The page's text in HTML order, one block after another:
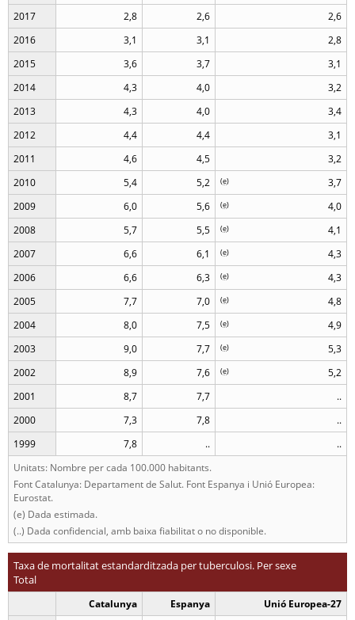
2017
2,8 2,6
2,6
2016
3,1 3,1
2,8
2015
3,6 3,7
3,1
2014
4,3 4,0
3,2
2013
4,3 4,0
3,4
2012
4,4 4,4
3,1
2011
4,6 4,5
3,2
2010
5,4 5,2 3,7
(e)
2009 6,0 5,6 4,0
(e)
2008 5,7 5,5 4,1
(e)
2007 6,6 6,1 4,3
(e)
2006 6,6 6,3 4,3
(e)
2005 7,7 7,0 4,8
(e)
2004 8,0 7,5 4,9
(e)
2003 9,0 7,7 5,3
(e)
2002 8,9 7,6 5,2
(e)
2001 8,7 7,7
..
2000
7,3 7,8
..
1999
7,8 ..
..
Unitats: Nombre per cada 100.000 habitants.
Font Catalunya: Departament de Salut. Font Espanya i Unió Europea:
Eurostat.
(e) Dada estimada.
(..) Dada confidencial, amb baixa fiabilitat o no disponible.
Taxa de mortalitat estandarditzada per tuberculosi. Per sexe
Total
Catalunya Espanya
Unió Europea-27